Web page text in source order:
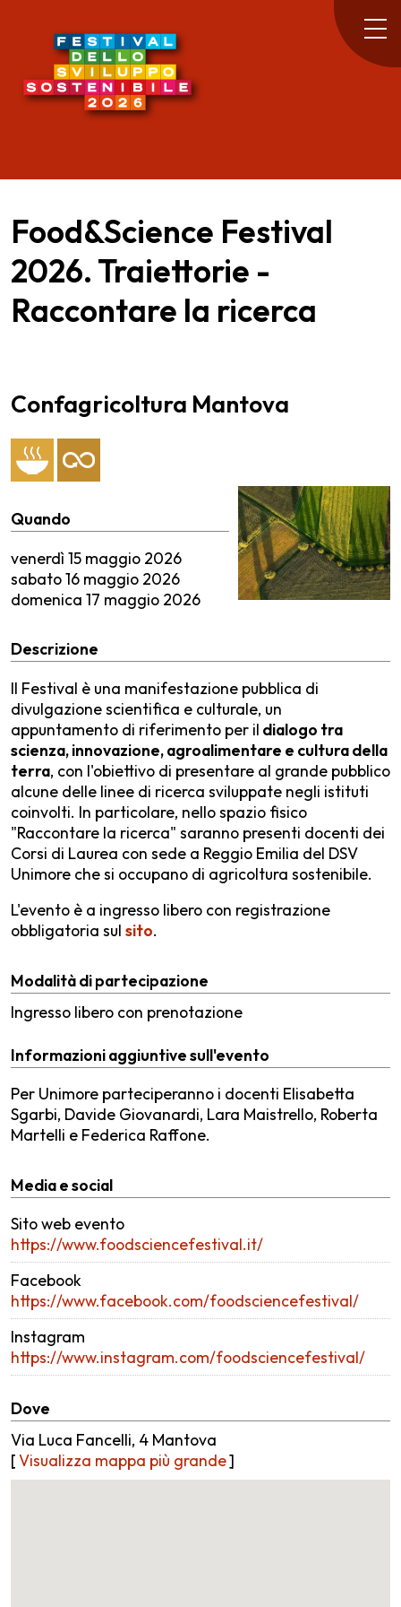
Food&Science Festival
2026. Traiettorie -
Raccontare la ricerca
Confagricoltura Mantova
Quando
venerdì 15 maggio 2026
sabato16 maggio 2026
domenica 17 maggio 2026
Descrizione
Il Festival è una manifestazione pubblica di
divulgazione scientifica e culturale, un
appuntamento di riferimento per il dialogo tra
scienza, innovazione, agroalimentare e cultura della
terra, con l'obiettivo di presentare al grande pubblico
alcune delle linee di ricerca sviluppate negli istituti
coinvolti. In particolare, nello spazio fisico
"Raccontare la ricerca" saranno presenti docenti dei
Corsi di Laurea con sede a Reggio Emilia del DSV
Unimore che si occupano di agricoltura sostenibile.
L'evento è a ingresso libero con registrazione
obbligatoria sul sito.
Modalità di partecipazione
Ingresso libero con prenotazione
Informazioni aggiuntive sull'evento
Per Unimore parteciperanno i docenti Elisabetta
Sgarbi, Davide Giovanardi, Lara Maistrello, Roberta
Martelli e Federica Raffone.
Media e social
Sito web evento
https://www.foodsciencefestival.it/
Facebook
https://www.facebook.com/foodsciencefestival/
Instagram
https://www.instagram.com/foodsciencefestival/
Dove
Via Luca Fancelli, 4 Mantova
[Visualizza mappa più grande]